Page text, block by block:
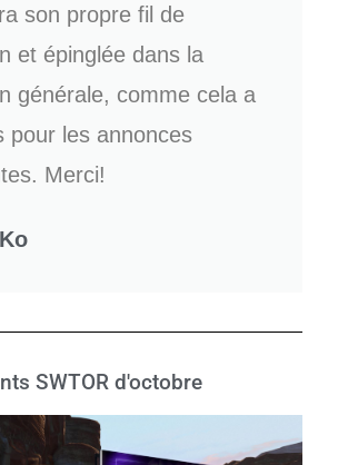
son propre fil de
et épinglée dans la
générale, comme cela a
pour les annonces
Merci!
SWTOR d'octobre